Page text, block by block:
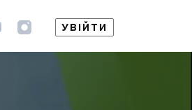
УВІЙТИ